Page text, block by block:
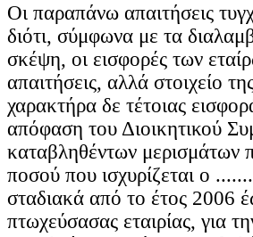
Οι παραπάνω απαιτήσεις
διότι, σύμφωνα με τα
σκέψη, οι εισφορές των
απαιτήσεις, αλλά στοιχείο
χαρακτήρα δε τέτοιας
απόφαση του Διοικητικού
καταβληθέντων μερισμάτων
ποσού που ισχυρίζεται ο
σταδιακά από το έτος 2006
πτωχεύσασας εταιρίας, για